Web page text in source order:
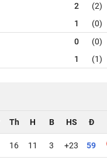
2
(2)
1 (0)
0
(0)
1 (1)
Th H B HS Đ
16 11 3 +23 59